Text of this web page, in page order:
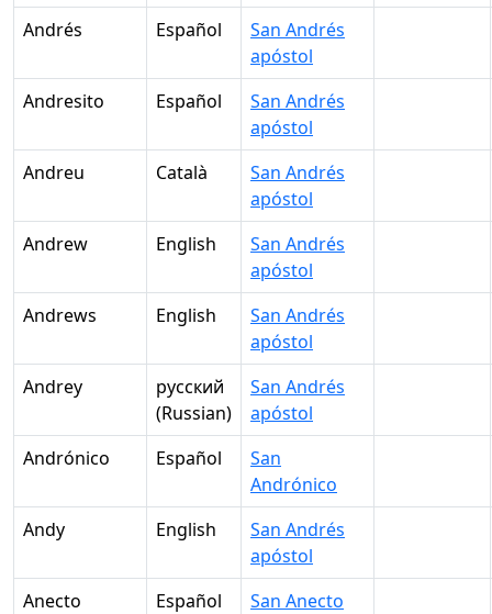
Andrés
Español
San Andrés
apóstol
Andresito
Español
San Andrés
apóstol
Andreu
Català
San Andrés
apóstol
Andrew
English
San Andrés
apóstol
Andrews
English
San Andrés
apóstol
Andrey
русский
(Russian)
San Andrés
apóstol
Andrónico
Español
San
Andrónico
Andy
English
San Andrés
apóstol
Anecto
Español
San Anecto